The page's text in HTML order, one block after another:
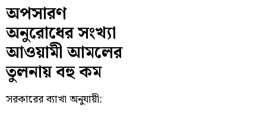
অপসারণ
অনুরোধের সংখ্যা
আওয়ামী আমলের
তুলনায় বহু কম
সরকারের ব্যাখা অনুযায়ী: